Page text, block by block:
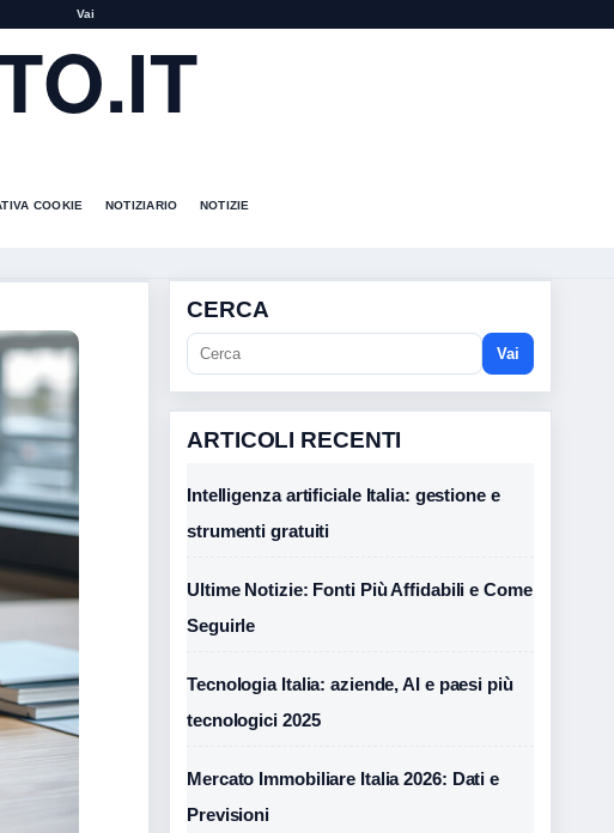
Vai
COOKIE NOTIZIARIO NOTIZIE
CERCA
Vai
ARTICOLI RECENTI
Intelligenza artificiale Italia: gestione e
strumenti gratuiti
Ultime Notizie: Fonti Più Affidabili e Come
Seguirle
Tecnologia Italia: aziende, AI e paesi più
tecnologici 2025
Mercato Immobiliare Italia 2026: Dati e
Previsioni